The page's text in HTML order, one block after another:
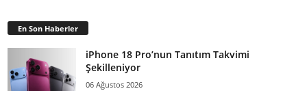
En Son Haberler
iPhone 18 Pro’nun Tanıtım Takvimi
Şekilleniyor
06 Ağustos 2026